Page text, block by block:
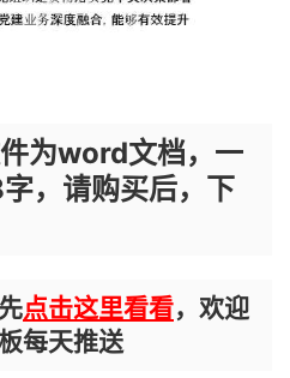
为word文档，一
，请购买后，下
点击这里看看，欢迎
每天推送